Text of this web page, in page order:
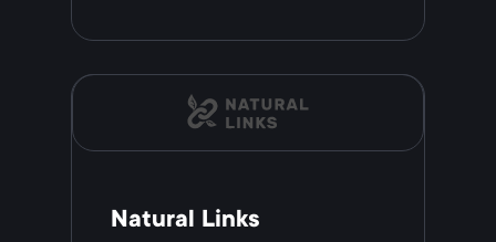
Natural Links